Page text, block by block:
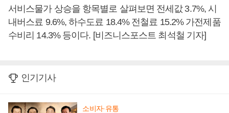
서비스물가 상승을 항목별로 살펴보면 전세값 3.7%, 시
내버스료 9.6%, 하수도료 18.4% 전철료 15.2% 가전제품
수비리 14.3% 등이다. [비즈니스포스트 최석철 기자]
인기기사
소비자·유통